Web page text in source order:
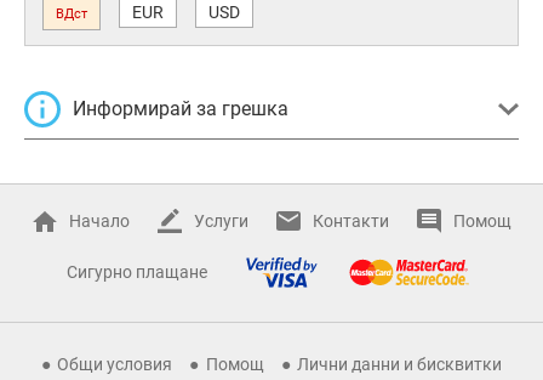
ВДст EUR USD
Информирай за грешка
Начало Услуги Контакти Помощ
Сигурно плащане
Общи условия Помощ Лични данни и бисквитки